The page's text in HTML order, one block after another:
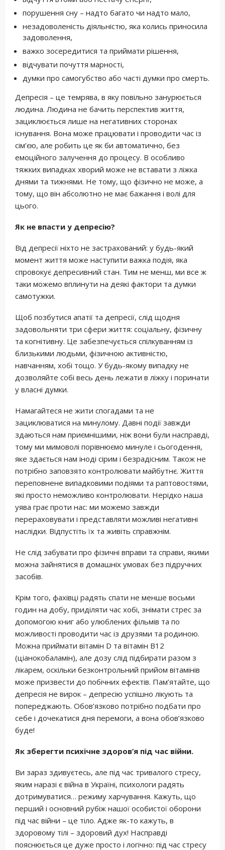
порушення сну – надто багато чи надто мало,
незадоволеність діяльністю, яка колись приносила
задоволення,
важко зосередитися та приймати рішення,
відчувати почуття марності,
думки про самогубство або часті думки про смерть.
Депресія – це темрява, в яку повільно занурюється
людина. Людина не бачить перспектив життя,
зациклюється лише на негативних сторонах
існування. Вона може працювати і проводити час із
сім’єю, але робить це як би автоматично, без
емоційного залучення до процесу. В особливо
тяжких випадках хворий може не вставати з ліжка
днями та тижнями. Не тому, що фізично не може, а
тому, що він абсолютно не має бажання і волі для
цього.
Як не впасти у депресію?
Від депресії ніхто не застрахований: у будь-який
момент життя може наступити важка подія, яка
спровокує депресивний стан. Тим не менш, ми все ж
таки можемо вплинути на деякі фактори та думки
самотужки.
Щоб позбутися апатії та депресії, слід щодня
задовольняти три сфери життя: соціальну, фізичну
та когнітивну. Це забезпечується спілкуванням із
близькими людьми, фізичною активністю,
навчанням, хобі тощо. У будь-якому випадку не
дозволяйте собі весь день лежати в ліжку і поринати
у власні думки.
Намагайтеся не жити спогадами та не
зациклюватися на минулому. Давні події завжди
здаються нам приємнішими, ніж вони були насправді,
тому ми мимоволі порівнюємо минуле і сьогодення,
яке здається нам іноді сірим і безрадісним. Також не
потрібно заповзято контролювати майбутнє. Життя
переповнене випадковими подіями та раптовостями,
які просто неможливо контролювати. Нерідко наша
уява грає проти нас: ми можемо завжди
перераховувати і представляти можливі негативні
наслідки. Відпустіть їх та живіть справжнім.
Не слід забувати про фізичні вправи та справи, якими
можна зайнятися в домашніх умовах без підручних
засобів.
Крім того, фахівці радять спати не менше восьми
годин на добу, приділяти час хобі, знімати стрес за
допомогою книг або улюблених фільмів та по
можливості проводити час із друзями та родиною.
Можна приймати вітамін D та вітамін В12
(ціанокобаламін), але дозу слід підбирати разом з
лікарем, оскільки безконтрольний прийом вітамінів
може призвести до побічних ефектів. Пам’ятайте, що
депресія не вирок – депресію успішно лікують та
попереджають. Обов’язково потрібно подбати про
себе і дочекатися дня перемоги, а вона обов’язково
буде!
Як зберегти психічне здоров’я під час війни.
Ви зараз здивуєтесь, але під час тривалого стресу,
яким наразі є війна в Україні, психологи радять
дотримуватися… режиму харчування. Кажуть, що
перший і основний рубіж нашої особистої оборони
під час війни – це тіло. Адже як-то кажуть, в
здоровому тілі – здоровий дух! Насправді
пояснюється це дуже просто і логічно: під час стресу